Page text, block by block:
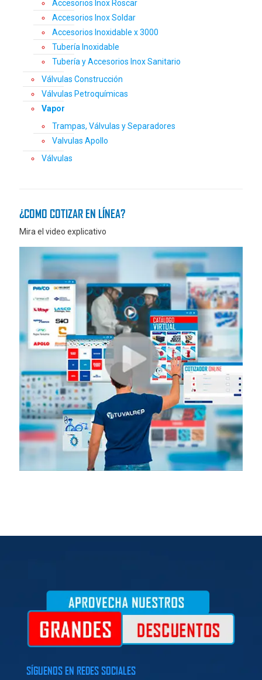
Accesorios Inox Roscar
Accesorios Inox Soldar
Accesorios Inoxidable x 3000
Tubería Inoxidable
Tubería y Accesorios Inox Sanitario
Válvulas Construcción
Válvulas Petroquímicas
Vapor
Trampas, Válvulas y Separadores
Valvulas Apollo
Válvulas
¿COMO COTIZAR EN LÍNEA?
Mira el video explicativo
SÍGUENOS EN REDES SOCIALES